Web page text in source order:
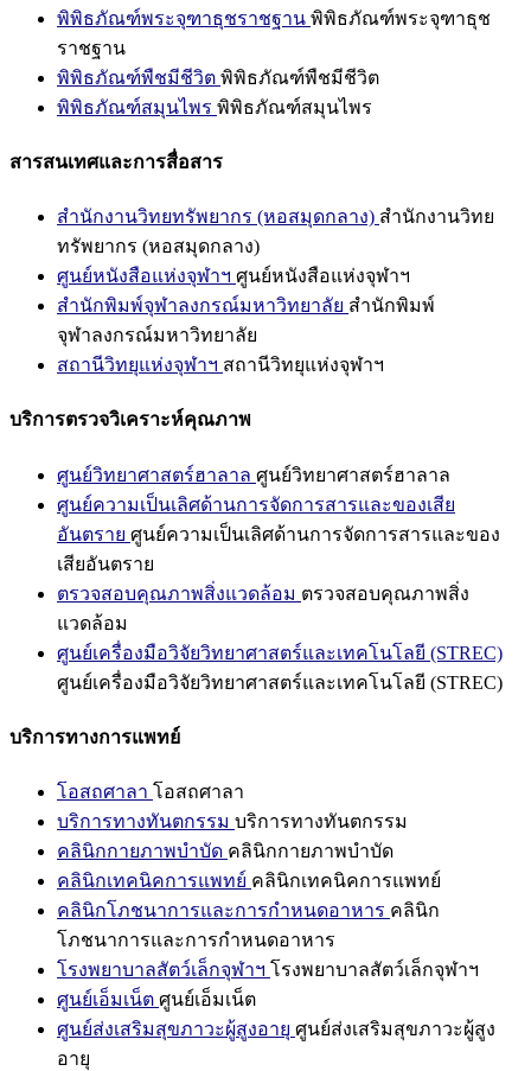
พิพิธภัณฑ์พระจุฑาธุชราชฐาน พิพิธภัณฑ์พระจุฑาธุช
ราชฐาน
พิพิธภัณฑ์พืชมีชีวิต พิพิธภัณฑ์พืชมีชีวิต
พิพิธภัณฑ์สมุนไพร พิพิธภัณฑ์สมุนไพร
สารสนเทศและการสื่อสาร
สำนักงานวิทยทรัพยากร (หอสมุดกลาง) สำนักงานวิทย
ทรัพยากร (หอสมุดกลาง)
ศูนย์หนังสือแห่งจุฬาฯ ศูนย์หนังสือแห่งจุฬาฯ
สำนักพิมพ์จุฬาลงกรณ์มหาวิทยาลัย สำนักพิมพ์
จุฬาลงกรณ์มหาวิทยาลัย
สถานีวิทยุแห่งจุฬาฯ สถานีวิทยุแห่งจุฬาฯ
บริการตรวจวิเคราะห์คุณภาพ
ศูนย์วิทยาศาสตร์ฮาลาล ศูนย์วิทยาศาสตร์ฮาลาล
ศูนย์ความเป็นเลิศด้านการจัดการสารและของเสีย
อันตราย ศูนย์ความเป็นเลิศด้านการจัดการสารและของ
เสียอันตราย
ตรวจสอบคุณภาพสิ่งแวดล้อม ตรวจสอบคุณภาพสิ่ง
แวดล้อม
ศูนย์เครื่องมือวิจัยวิทยาศาสตร์และเทคโนโลยี (STREC)
ศูนย์เครื่องมือวิจัยวิทยาศาสตร์และเทคโนโลยี (STREC)
บริการทางการแพทย์
โอสถศาลา โอสถศาลา
บริการทางทันตกรรม บริการทางทันตกรรม
คลินิกกายภาพบำบัด คลินิกกายภาพบำบัด
คลินิกเทคนิคการแพทย์ คลินิกเทคนิคการแพทย์
คลินิกโภชนาการและการกำหนดอาหาร คลินิก
โภชนาการและการกำหนดอาหาร
โรงพยาบาลสัตว์เล็กจุฬาฯ โรงพยาบาลสัตว์เล็กจุฬาฯ
ศูนย์เอ็มเน็ต ศูนย์เอ็มเน็ต
ศูนย์ส่งเสริมสุขภาวะผู้สูงอายุ ศูนย์ส่งเสริมสุขภาวะผู้สูง
อายุ